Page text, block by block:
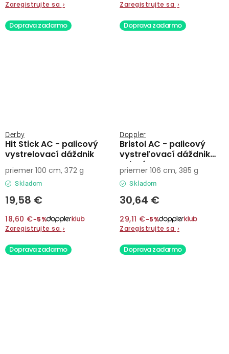
Zaregistrujte sa ›
Zaregistrujte sa ›
Doprava zadarmo
Hit Stick AC - palicový
vystrelovací dáždnik
Derby
Skladom
19,58 €
18,60 €−5%
Zaregistrujte sa ›
priemer 100 cm, 372 g
Doprava zadarmo
Bristol AC - palicový
vystreľovací dáždnik
zelený
Doppler
Skladom
30,64 €
29,11 €−5%
Zaregistrujte sa ›
priemer 106 cm, 385 g
Doprava zadarmo Doprava zadarmo